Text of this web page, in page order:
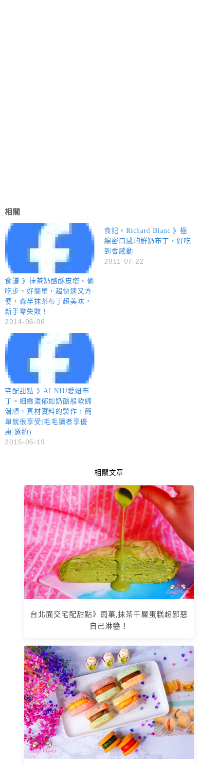
相關
食譜 》抹茶奶酪酥皮塔。偷
吃步，好簡單，超快速又方
便，森半抹茶布丁超美味，
新手零失敗 !
2014-06-06
食記。Richard Blanc 》極
綿密口感的鮮奶布丁，好吃
到會感動
2011-07-22
宅配甜點 》AI NIU愛妞布
丁。細緻濃郁如奶酪般軟綿
滑順，真材實料的製作，簡
單就很享受(毛毛讀者享優
惠|邀約)
2015-05-19
相關文章
台北面交宅配甜點》雨菓,抹茶千層蛋糕超邪惡
自己淋醬！